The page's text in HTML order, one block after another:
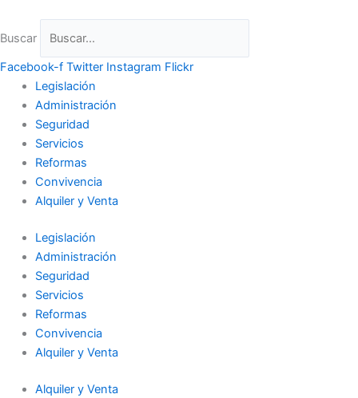
contenido
Buscar
Facebook-f Twitter Instagram Flickr
Legislación
Administración
Seguridad
Servicios
Reformas
Convivencia
Alquiler y Venta
Legislación
Administración
Seguridad
Servicios
Reformas
Convivencia
Alquiler y Venta
Alquiler y Venta